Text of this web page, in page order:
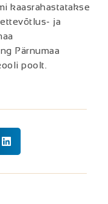
kaasrahastatakse
ja
Pärnumaa
poolt.